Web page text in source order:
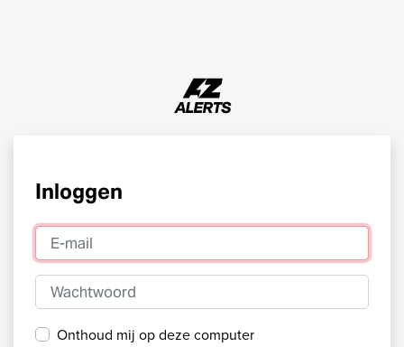
Inloggen
E-mail
Wachtwoord
Onthoud mij op deze computer